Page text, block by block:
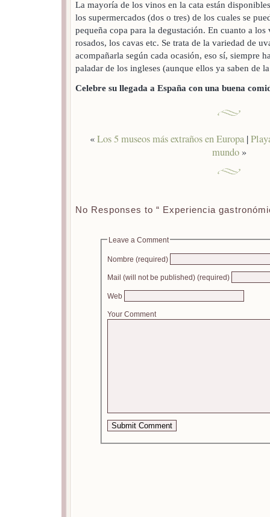
La mayoría de los vinos en la cata están
los supermercados (dos o tres) de los cuales se
pequeña copa para la degustación. En cuanto a los
rosados, los cavas etc. Se trata de la variedad de
acompañarla según cada ocasión, eso sí, siempre
paladar de los ingleses (aunque ellos ya saben de
Celebre su llegada a España con una buena
«Los 5 museos más extraños en Europa|
mundo»
No Responses to “ Experiencia
Leave a Comment
Nombre (required)
Mail (will not be published) (required)
Web
Your Comment